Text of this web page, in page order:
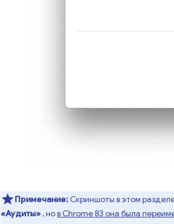
Примечание: Скриншоты в этом
«Аудиты» , нов Chrome 83 она была